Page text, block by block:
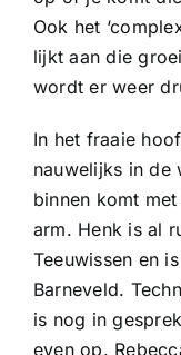
Commissies
Club van 100
Activiteiten
Business Club
Ook het
lijkt aan die
wordt er weer
In het fraaie
nauwelijks in de
binnen komt
arm. Henk is al
Teeuwissen en
Barneveld.
is nog in
even op.